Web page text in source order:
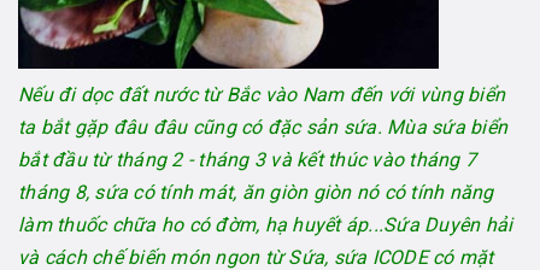
Nếu đi dọc đất nước từ Bắc vào Nam đến với vùng biển
ta bắt gặp đâu đâu cũng có đặc sản sứa. Mùa sứa biển
bắt đầu từ tháng 2 - tháng 3 và kết thúc vào tháng 7
tháng 8, sứa có tính mát, ăn giòn giòn nó có tính năng
làm thuốc chữa ho có đờm, hạ huyết áp...Sứa Duyên hải
và cách chế biến món ngon từ Sứa, sứa ICODE có mặt